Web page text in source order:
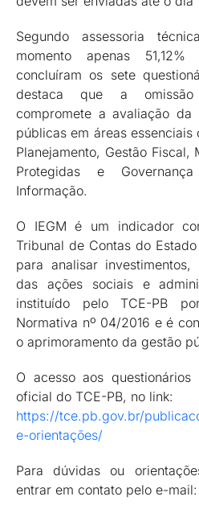
Segundo assessoria
momento apenas
concluíram os sete
destaca que a omissão
compromete a avaliação
públicas em áreas essenciais
Planejamento, Gestão
Protegidas e
Informação.
O IEGM é um indicador
Tribunal de Contas do
para analisar
das ações sociais e
instituído pelo TCE-PB
Normativa nº 04/2016 e é
o aprimoramento da gestão
O acesso aos
oficial do TCE-PB, no link:
https://tce.pb.gov.br/
e-orientações/
Para dúvidas ou
entrar em contato pelo e-mail: